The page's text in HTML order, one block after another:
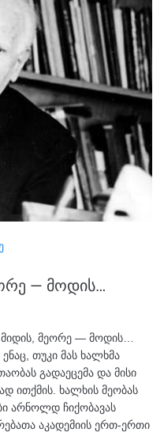
— მოდის…
მეორე — მოდის…
ენაც, თუკი მას ხალხმა
გადაეცემა და მისი
ითქმის. ხალხის მეობას
არნოლდ ჩიქობავას
აკადემიის ერთ-ერთი